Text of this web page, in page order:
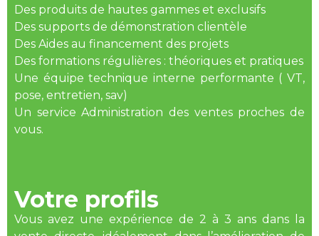
Des produits de hautes gammes et exclusifs
Des supports de démonstration clientèle
Des Aides au financement des projets
Des formations régulières : théoriques et pratiques
Une équipe technique interne performante ( VT,
pose, entretien, sav)
Un service Administration des ventes proches de
vous.
Votre profils
Vous avez une expérience de 2 à 3 ans dans la